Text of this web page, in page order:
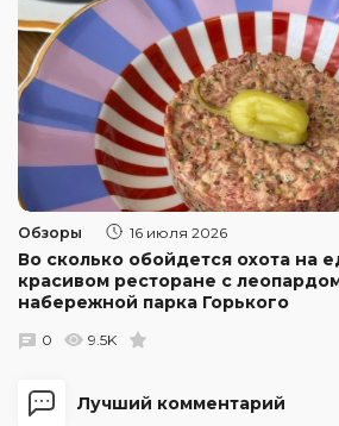
Лучший комментарий
Обзоры 16 июля 2026
Во сколько обойдется охота на
красивом ресторане с
набережной парка Горького
0 9.5K